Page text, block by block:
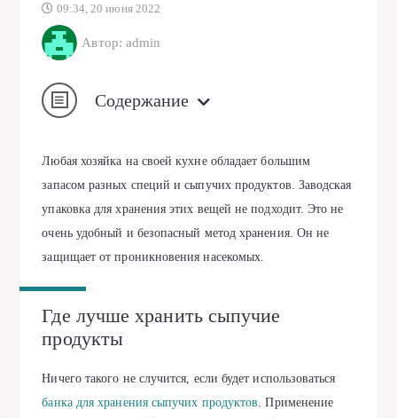
09:34, 20 июня 2022
Автор: admin
Содержание
Любая хозяйка на своей кухне обладает большим
запасом разных специй и сыпучих продуктов. Заводская
упаковка для хранения этих вещей не подходит. Это не
очень удобный и безопасный метод хранения. Он не
защищает от проникновения насекомых.
Где лучше хранить сыпучие
продукты
Ничего такого не случится, если будет использоваться
банка для хранения сыпучих продуктов. Применение